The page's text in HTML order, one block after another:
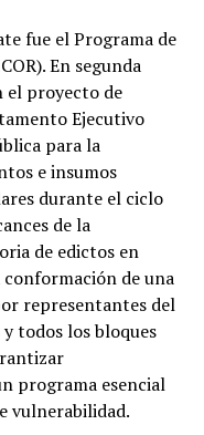
fue el Programa de
En segunda
el proyecto de
Ejecutivo
para la
e insumos
durante el ciclo
de la
de edictos en
de una
representantes del
todos los bloques
programa esencial
vulnerabilidad.